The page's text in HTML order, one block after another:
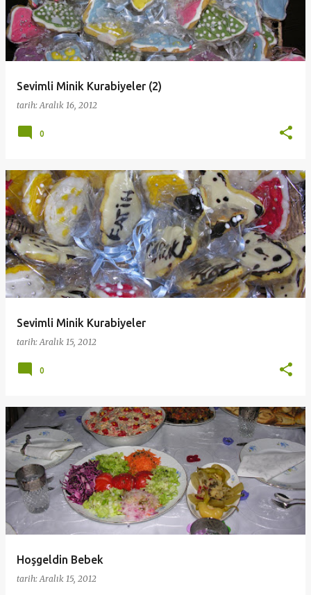
Sevimli Minik Kurabiyeler (2)
tarih:Aralık 16, 2012
0
Sevimli Minik Kurabiyeler
tarih:Aralık 15, 2012
0
Hoşgeldin Bebek
tarih:Aralık 15, 2012